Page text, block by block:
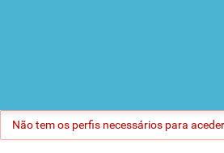
Não tem os perfis necessários para